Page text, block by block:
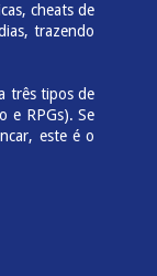
cheats de
trazendo
três tipos de
e RPGs). Se
este é o